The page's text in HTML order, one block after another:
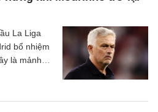
La Liga
bổ nhiệm
là mảnh